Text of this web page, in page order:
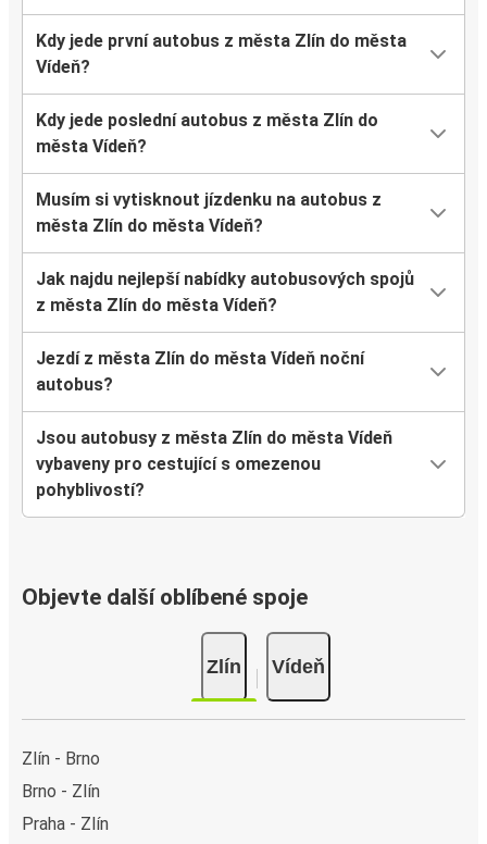
Kdy jede první autobus z města Zlín do města
Vídeň?
Kdy jede poslední autobus z města Zlín do
města Vídeň?
Musím si vytisknout jízdenku na autobus z
města Zlín do města Vídeň?
Jak najdu nejlepší nabídky autobusových spojů
z města Zlín do města Vídeň?
Jezdí z města Zlín do města Vídeň noční
autobus?
Jsou autobusy z města Zlín do města Vídeň
vybaveny pro cestující s omezenou
pohyblivostí?
Objevte další oblíbené spoje
Zlín Vídeň
Zlín - Brno
Brno - Zlín
Praha - Zlín